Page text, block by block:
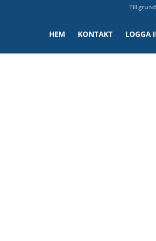
Till
HEM KONTAKT LOGGA